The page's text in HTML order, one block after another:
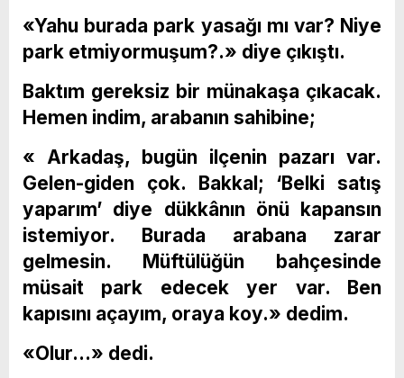
«Yahu burada park yasağı mı var? Niye
park etmiyormuşum?.» diye çıkıştı.
Baktım gereksiz bir münakaşa çıkacak.
Hemen indim, arabanın sahibine;
« Arkadaş, bugün ilçenin pazarı var.
Gelen-giden çok. Bakkal; ‘Belki satış
yaparım’ diye dükkânın önü kapansın
istemiyor. Burada arabana zarar
gelmesin. Müftülüğün bahçesinde
müsait park edecek yer var. Ben
kapısını açayım, oraya koy.» dedim.
«Olur…» dedi.